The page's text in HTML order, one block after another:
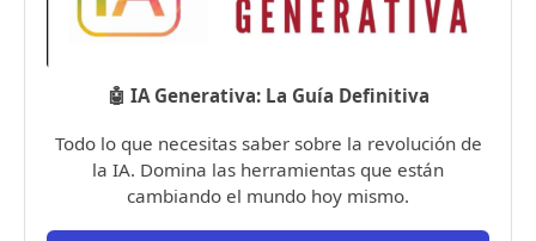
🤖 IA Generativa: La Guía Definitiva
Todo lo que necesitas saber sobre la revolución de
la IA. Domina las herramientas que están
cambiando el mundo hoy mismo.